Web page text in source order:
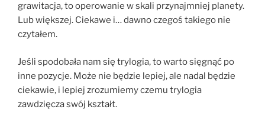
grawitacja, to operowanie w skali przynajmniej planety.
Lub większej. Ciekawe i… dawno czegoś takiego nie
czytałem.
Jeśli spodobała nam się trylogia, to warto sięgnąć po
inne pozycje. Może nie będzie lepiej, ale nadal będzie
ciekawie, i lepiej zrozumiemy czemu trylogia
zawdzięcza swój kształt.